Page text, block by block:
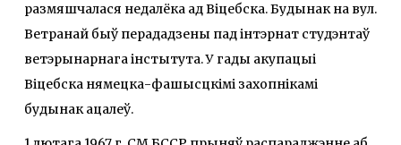
размяшчалася недалёка ад Віцебска. Будынак на вул.
Ветранай быў перададзены пад інтэрнат студэнтаў
ветэрынарнага інстытута. У гады акупацыі
Віцебска нямецка-фашысцкімі захопнікамі
будынак ацалеў.